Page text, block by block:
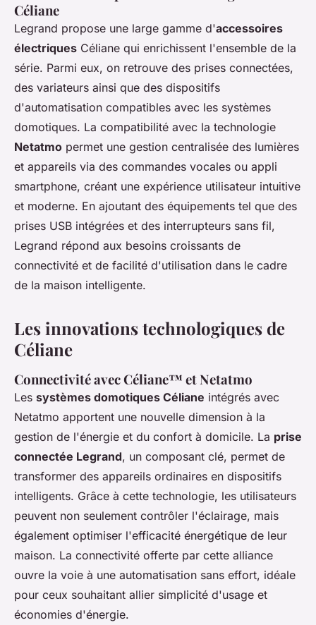
Céliane
Legrand propose une large gamme d'accessoires
électriques Céliane qui enrichissent l'ensemble de la
série. Parmi eux, on retrouve des prises connectées,
des variateurs ainsi que des dispositifs
d'automatisation compatibles avec les systèmes
domotiques. La compatibilité avec la technologie
Netatmo permet une gestion centralisée des lumières
et appareils via des commandes vocales ou appli
smartphone, créant une expérience utilisateur intuitive
et moderne. En ajoutant des équipements tel que des
prises USB intégrées et des interrupteurs sans fil,
Legrand répond aux besoins croissants de
connectivité et de facilité d'utilisation dans le cadre
de la maison intelligente.
Les innovations technologiques de
Céliane
Connectivité avec Céliane™ et Netatmo
Les systèmes domotiques Céliane intégrés avec
Netatmo apportent une nouvelle dimension à la
gestion de l'énergie et du confort à domicile. La prise
connectée Legrand, un composant clé, permet de
transformer des appareils ordinaires en dispositifs
intelligents. Grâce à cette technologie, les utilisateurs
peuvent non seulement contrôler l'éclairage, mais
également optimiser l'efficacité énergétique de leur
maison. La connectivité offerte par cette alliance
ouvre la voie à une automatisation sans effort, idéale
pour ceux souhaitant allier simplicité d'usage et
économies d'énergie.